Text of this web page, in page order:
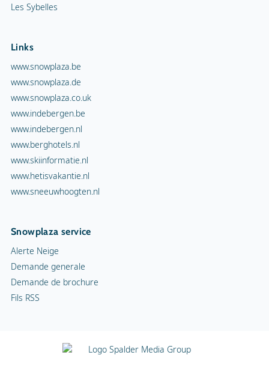
Les Sybelles
Links
www.snowplaza.be
www.snowplaza.de
www.snowplaza.co.uk
www.indebergen.be
www.indebergen.nl
www.berghotels.nl
www.skiinformatie.nl
www.hetisvakantie.nl
www.sneeuwhoogten.nl
Snowplaza service
Alerte Neige
Demande generale
Demande de brochure
Fils RSS